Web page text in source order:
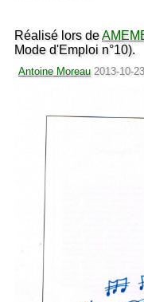
Réalisé lors de
Mode d'Emploi n°10).
Antoine Moreau 2013-10-